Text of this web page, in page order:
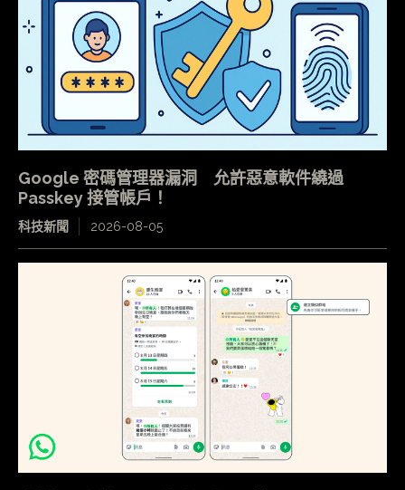
Google 密碼管理器漏洞 允許惡意軟件繞過
Passkey 接管帳戶！
科技新聞 2026-08-05